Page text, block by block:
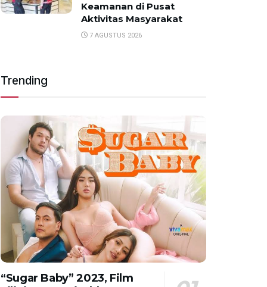
Keamanan di Pusat
Aktivitas Masyarakat
7 AGUSTUS 2026
Trending
“Sugar Baby” 2023, Film